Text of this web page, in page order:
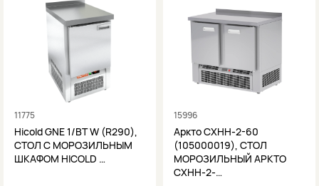
11775
Hicold GNE 1/BT W (R290),
СТОЛ С МОРОЗИЛЬНЫМ
ШКАФОМ HICOLD …
15996
Аркто СХНН-2-60
(105000019), СТОЛ
МОРОЗИЛЬНЫЙ АРКТО
СХНН-2-…